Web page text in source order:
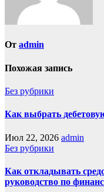
От admin
Похожая запись
Без рубрики
Как выбрать
Июл 22, 2026 admin
Без рубрики
Как откладывать
руководство по